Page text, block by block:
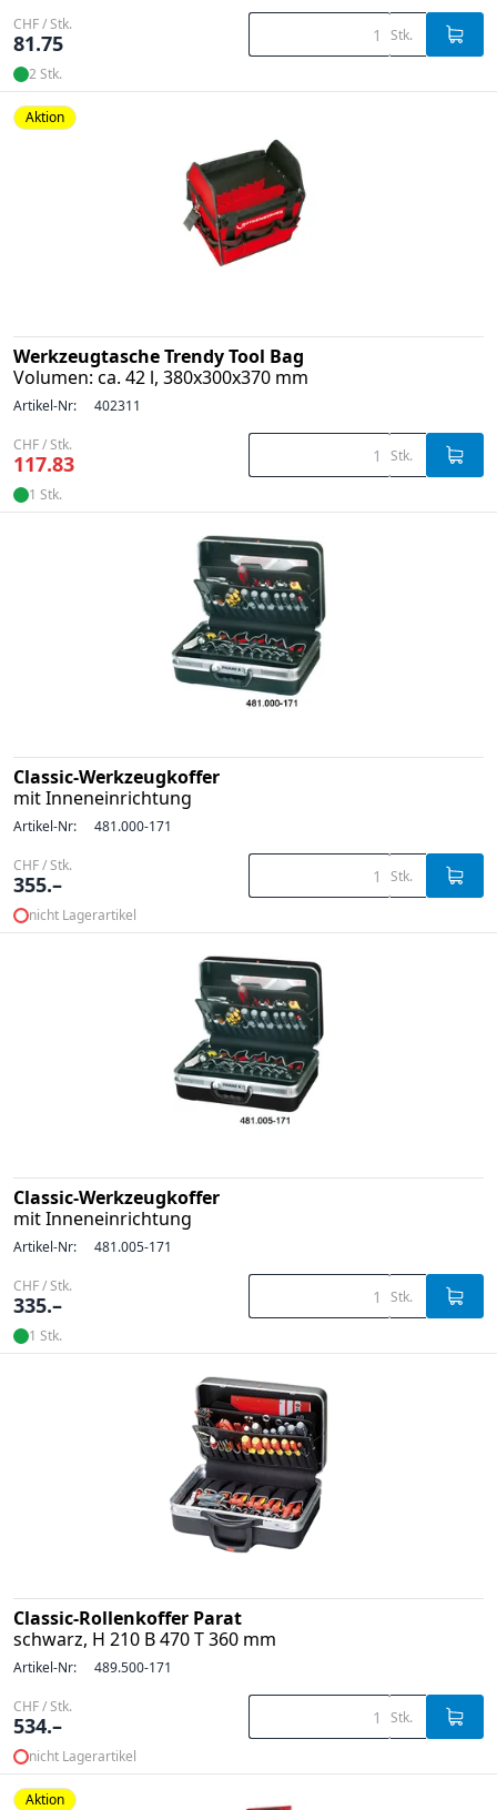
CHF / Stk.
81.75 Stk.
2 Stk.
Aktion
Werkzeugtasche Trendy Tool Bag
Volumen: ca. 42 l, 380x300x370 mm
Artikel-Nr: 402311
CHF / Stk.
117.83 Stk.
1 Stk.
Classic-Werkzeugkoffer
mit Inneneinrichtung
Artikel-Nr: 481.000-171
CHF / Stk.
355.– Stk.
nicht Lagerartikel
Classic-Werkzeugkoffer
mit Inneneinrichtung
Artikel-Nr: 481.005-171
CHF / Stk.
335.– Stk.
1 Stk.
Classic-Rollenkoffer Parat
schwarz, H 210 B 470 T 360 mm
Artikel-Nr: 489.500-171
CHF / Stk.
534.– Stk.
nicht Lagerartikel
Aktion